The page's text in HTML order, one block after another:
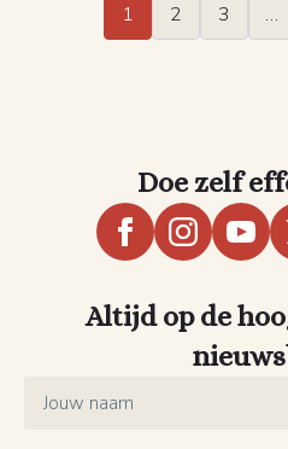
1 2 3 …
Doe zelf
Altijd op de